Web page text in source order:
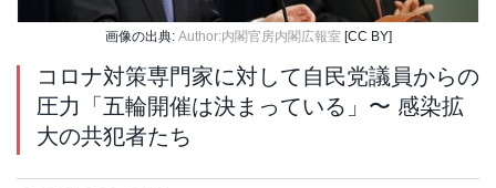
画像の出典: Author:内閣官房内閣広報室 [CC BY]
コロナ対策専門家に対して自民党議員からの
圧力「五輪開催は決まっている」〜 感染拡
大の共犯者たち